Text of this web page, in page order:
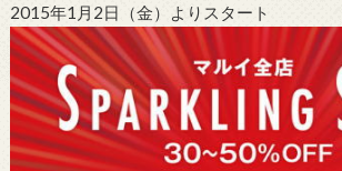
2015年1月2日（金）よりスタート